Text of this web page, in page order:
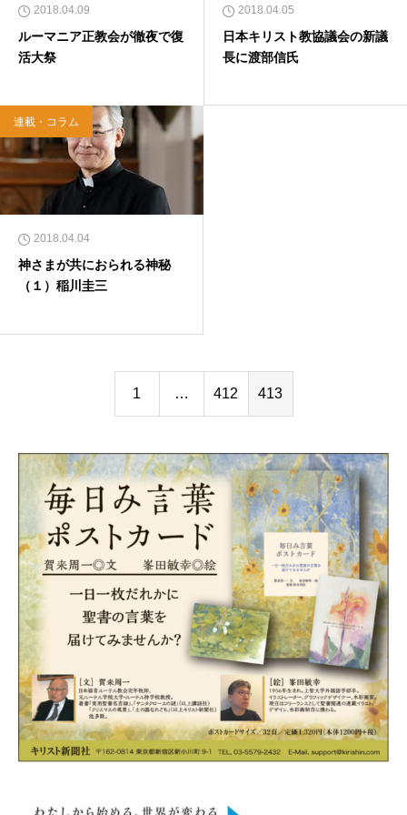
2018.04.09
ルーマニア正教会が徹夜で復
活大祭
2018.04.05
日本キリスト教協議会の新議
長に渡部信氏
連載・コラム
2018.04.04
神さまが共におられる神秘
（１）稲川圭三
1 … 412 413